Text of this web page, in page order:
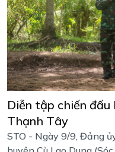
Diễn tập chiến
Thạnh Tây
STO - Ngày 9/9, Đảng